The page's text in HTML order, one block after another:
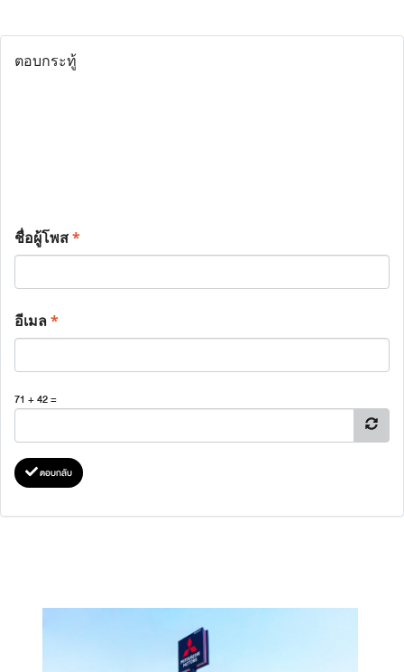
ตอบกระทู้
ชื่อผู้โพส*
อีเมล*
71 + 42 =
ตอบกลับ